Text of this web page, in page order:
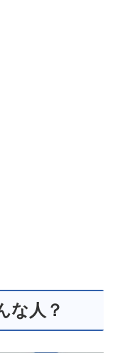
な人？